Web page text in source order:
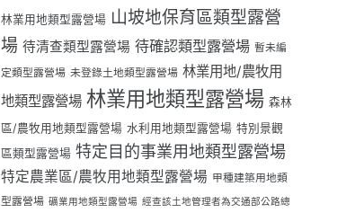
林業用地類型露營場 山坡地保育區類型露營
場 待清查類型露營場 待確認類型露營場 暫未編
定類型露營場 未登錄土地類型露營場 林業用地/農牧用
地類型露營場 林業用地類型露營場 森林
區/農牧用地類型露營場 水利用地類型露營場 特別景觀
區類型露營場 特定目的事業用地類型露營場
特定農業區/農牧用地類型露營場 甲種建築用地類
型露營場 礦業用地類型露營場 經查該土地管理者為交通部公路總